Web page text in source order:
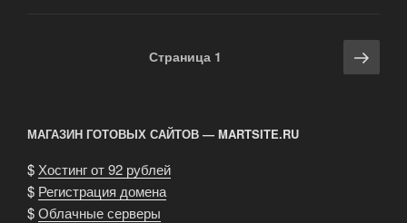
города»
Страница 1
МАГАЗИН ГОТОВЫХ САЙТОВ — MARTSITE.RU
$ Хостинг от 92 рублей
$ Регистрация домена
$Облачные серверы